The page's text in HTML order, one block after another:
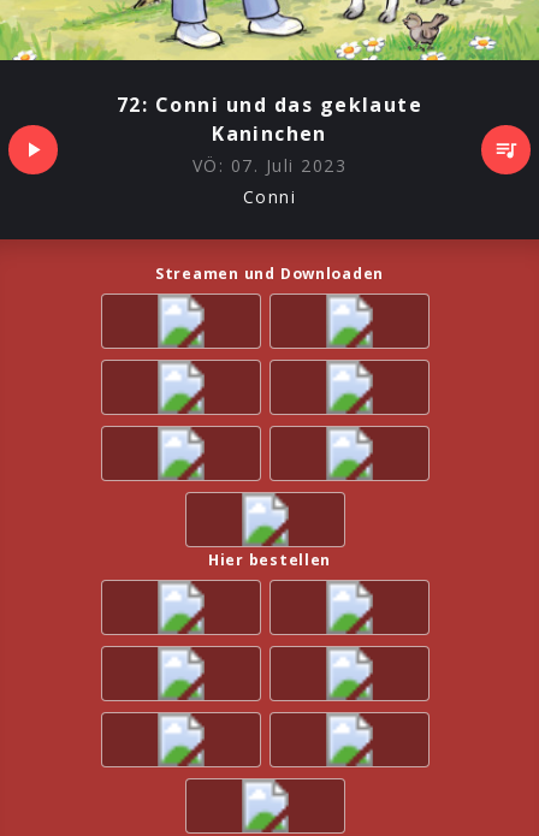
72: Conni und das geklaute
Kaninchen
VÖ: 07. Juli 2023
Conni
Streamen und Downloaden
Hier bestellen